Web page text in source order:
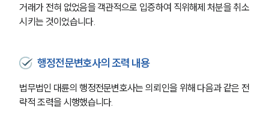
거래가 전혀 없었음을 객관적으로 입증하여 직위해제 처분을 취소
시키는 것이었습니다.
행정전문변호사의 조력 내용
법무법인 대륜의 행정전문변호사는 의뢰인을 위해 다음과 같은 전
략적 조력을 시행했습니다.